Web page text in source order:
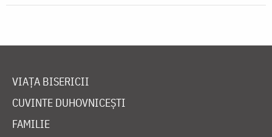
VIAȚA BISERICII
CUVINTE DUHOVNICEȘTI
FAMILIE